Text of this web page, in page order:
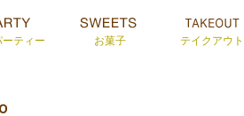
ティー お菓子 テイクアウト